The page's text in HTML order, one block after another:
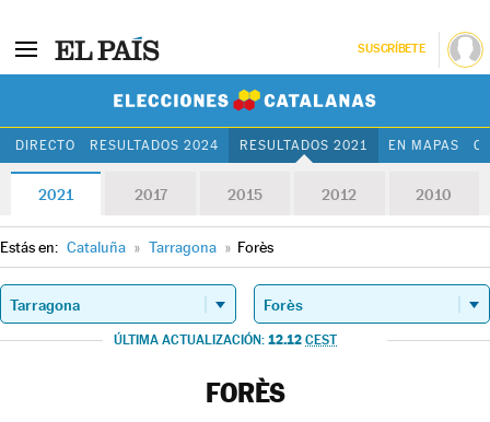
SUSCRÍBETE
DIRECTO RESULTADOS 2024 RESULTADOS 2021 EN MAPAS
2021 2017 2015 2012 2010
Estás en: Cataluña » Tarragona » Forès
ÚLTIMA ACTUALIZACIÓN: 12.12 CEST
FORÈS